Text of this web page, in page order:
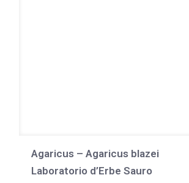
Agaricus – Agaricus blazei
Laboratorio d’Erbe Sauro